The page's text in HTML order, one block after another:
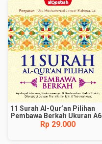
11 Surah Al-Qur’an Pilihan
Pembawa Berkah Ukuran A6
Rp 29.000